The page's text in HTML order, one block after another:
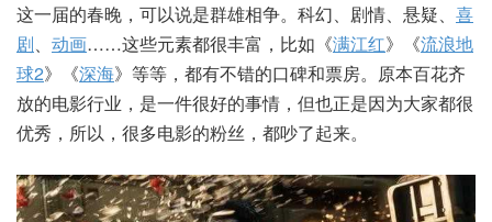
这一届的春晚，可以说是群雄相争。科幻、剧情、悬疑、 喜
剧、 动画……这些元素都很丰富，比如《满江红》《流浪地
球2》《深海》等等，都有不错的口碑和票房。原本百花齐
放的电影行业，是一件很好的事情，但也正是因为大家都很
优秀，所以，很多电影的粉丝，都吵了起来。